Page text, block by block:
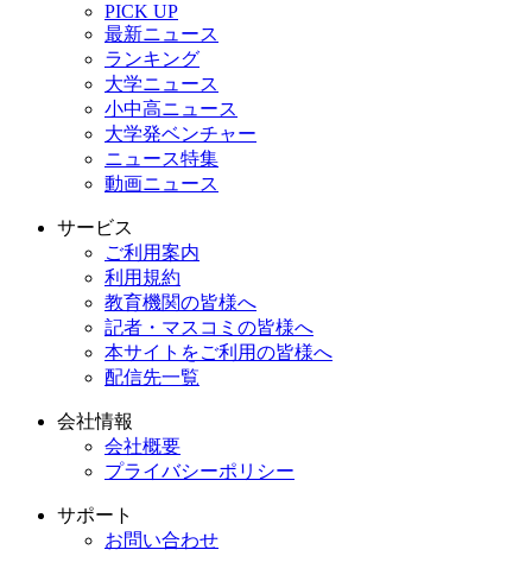
PICK UP
最新ニュース
ランキング
大学ニュース
小中高ニュース
大学発ベンチャー
ニュース特集
動画ニュース
サービス
ご利用案内
利用規約
教育機関の皆様へ
記者・マスコミの皆様へ
本サイトをご利用の皆様へ
配信先一覧
会社情報
会社概要
プライバシーポリシー
サポート
お問い合わせ